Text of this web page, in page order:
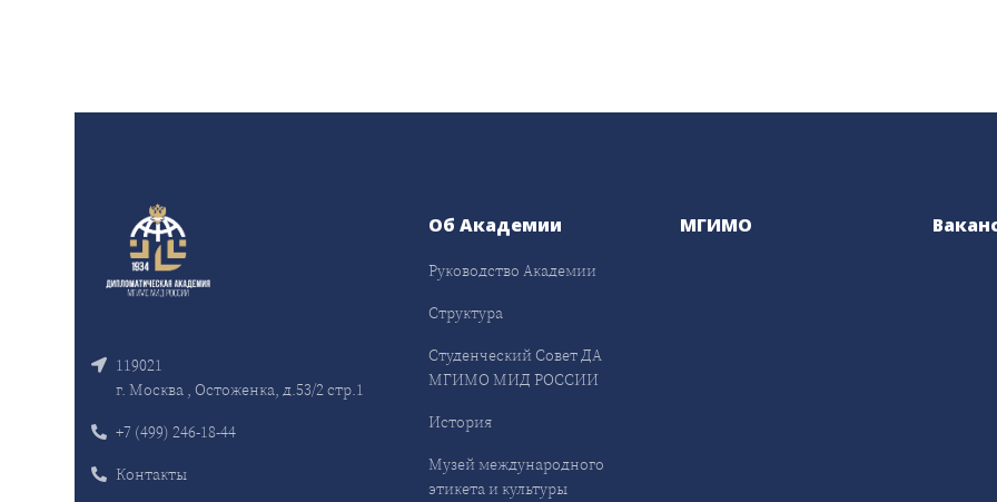
119021
г. Москва , Остоженка, д.53/2 стр.1
+7 (499) 246-18-44
Контакты
Об Академии
Руководство Академии
Структура
Студенческий Совет ДА
МГИМО МИД РОССИИ
История
Музей международного
этикета и культуры
МГИМО